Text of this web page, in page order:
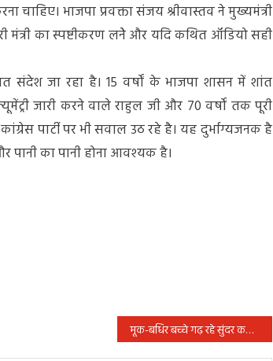
भाजपा प्रवक्ता संजय श्रीवास्तव ने मुख्यमंत्री
का स्पष्टीकरण लनेे और यदि कथित ऑडियो सही
जा रहा है। 15 वर्षों के भाजपा शासन में शांत
जारी करने वाले राहुल जी और 70 वर्षों तक पूरी
पार्टी पर भी सवाल उठ रहे है। यह दुर्भाग्यजनक है
पानी का पानी होना आवश्यक है।
मूक-बधिर बच्चे गढ़ रहे सुंदर कलाकृतियां